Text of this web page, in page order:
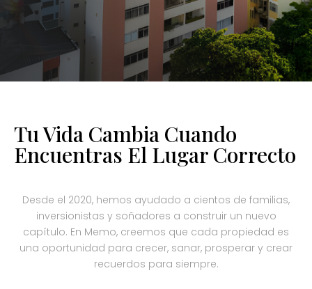
Tu Vida Cambia Cuando
Encuentras El Lugar Correcto
Desde el 2020, hemos ayudado a cientos de familias,
inversionistas y soñadores a construir un nuevo
capítulo. En Memo, creemos que cada propiedad es
una oportunidad para crecer, sanar, prosperar y crear
recuerdos para siempre.